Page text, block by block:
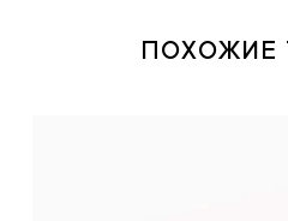
ПОХОЖИЕ